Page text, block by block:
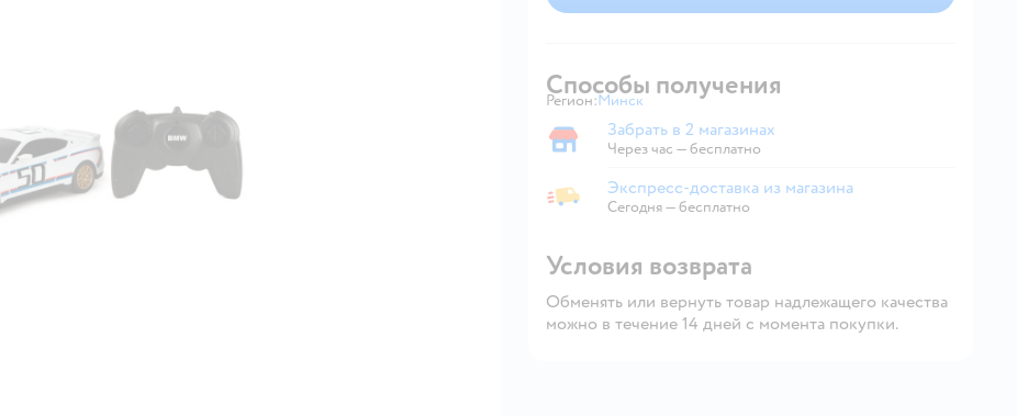
Способы получения
Регион: Выбор адреса доставки.
Минск
Забрать в магазине
Забрать в 2 магазинах
Через час — бесплатно
Экспресс-доставка из магазина
Экспресс-доставка из магазина
Сегодня—бесплатно
Условия возврата
Обменять или вернуть товар надлежащего качества
можно в течение 14 дней с момента покупки.